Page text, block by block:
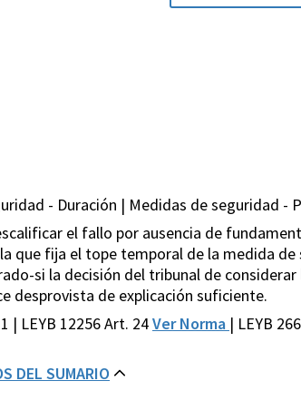
- Duración | Medidas de seguridad -
el fallo por ausencia de
que fija el tope temporal de la medida
si la decisión del tribunal de
desprovista de explicación suficiente.
| LEYB 12256 Art. 24Ver Norma | LEYB
DEL SUMARIO